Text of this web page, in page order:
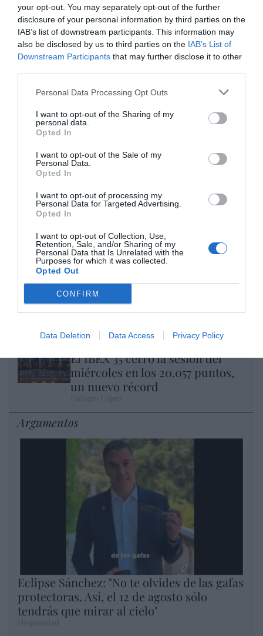
your opt-out. You may separately opt-out of the further
disclosure of your personal information by third parties on the
IAB’s list of downstream participants. This information may
also be disclosed by us to third parties on the IAB’s List of
Downstream Participants that may further disclose it to other
Personal Data Processing Opt Outs
I want to opt-out of the Sharing of my
personal data.
Opted In
I want to opt-out of the Sale of my
Personal Data.
Opted In
I want to opt-out of processing my
Personal Data for Targeted Advertising.
Opted In
I want to opt-out of Collection, Use,
Retention, Sale, and/or Sharing of my
Personal Data that Is Unrelated with the
Purposes for which it was collected.
Opted Out
CONFIRM
Data Deletion Data Access Privacy Policy
Artículos anteriores
Opinión
Enormes minucias
por Eulogio López
Nokia, Ericsson... Huawei: lo que importan
son las patentes
Eulogio López
Isabel Pantoja pierde dos pleitos
con Hacienda por 700.000
euros... suma y sigue
Eulogio López
El IBEX 35 cerró la sesión del
miércoles en los 20.057 puntos,
un nuevo récord
Argumentos
Eclipse Sánchez: "No te olvides de las gafas
protectoras. Así, el 12 de agosto sólo
tendrás que mirar al cielo"